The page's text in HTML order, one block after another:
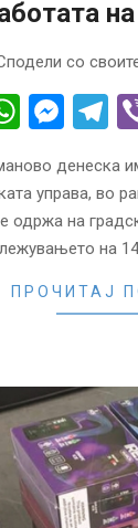
со
денеска
управа, во
одржа на
на
ПРОЧИТАЈ